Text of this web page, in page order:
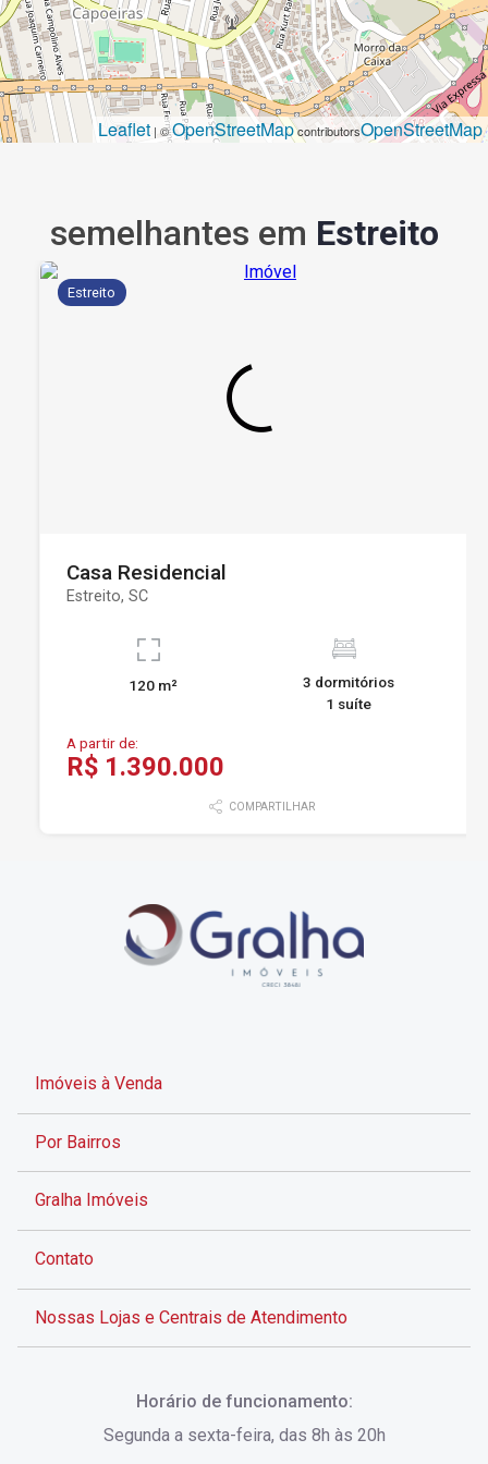
Leaflet | ©OpenStreetMapcontributorsOpenStreetMap
semelhantes em Estreito
Estreito
Casa Residencial
Estreito, SC
120 m²
3 dormitórios
1 suíte
A partir de:
R$ 1.390.000
COMPARTILHAR
Imóveis à Venda
Por Bairros
Gralha Imóveis
Contato
Nossas Lojas e Centrais de Atendimento
Horário de funcionamento:
Segunda a sexta-feira, das 8h às 20h